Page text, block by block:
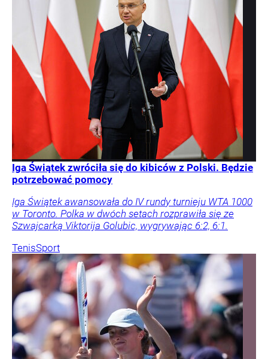
Iga Świątek zwróciła się do kibiców z Polski. Będzie
potrzebować pomocy
Iga Świątek awansowała do IV rundy turnieju WTA 1000
w Toronto. Polka w dwóch setach rozprawiła się ze
Szwajcarką Viktorija Golubic, wygrywając 6:2, 6:1.
TenisSport